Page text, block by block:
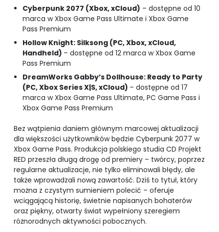
Cyberpunk 2077 (Xbox, xCloud) – dostępne od 10
marca w Xbox Game Pass Ultimate i Xbox Game
Pass Premium
Hollow Knight: Silksong (PC, Xbox, xCloud,
Handheld) – dostępne od 12 marca w Xbox Game
Pass Premium
DreamWorks Gabby’s Dollhouse: Ready to Party
(PC, Xbox Series X|S, xCloud) – dostępne od 17
marca w Xbox Game Pass Ultimate, PC Game Pass i
Xbox Game Pass Premium
Bez wątpienia daniem głównym marcowej aktualizacji
dla większości użytkowników będzie Cyberpunk 2077 w
Xbox Game Pass. Produkcja polskiego studia CD Projekt
RED przeszła długą drogę od premiery – twórcy, poprzez
regularne aktualizacje, nie tylko eliminowali błędy, ale
także wprowadzali nową zawartość. Dziś to tytuł, który
można z czystym sumieniem polecić – oferuje
wciągającą historię, świetnie napisanych bohaterów
oraz piękny, otwarty świat wypełniony szeregiem
różnorodnych aktywności pobocznych.